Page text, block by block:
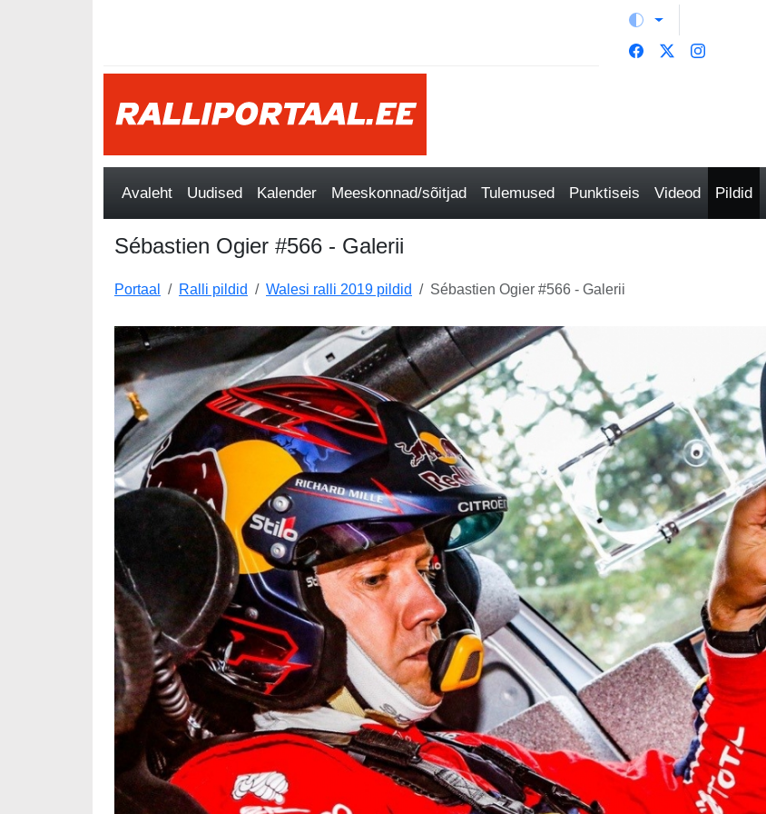
Avaleht Uudised Kalender Meeskonnad/sõitjad Tulemused Punktiseis Videod Pildid
Sébastien Ogier #566 - Galerii
Portaal Ralli pildid Walesi ralli 2019 pildid Sébastien Ogier #566 - Galerii